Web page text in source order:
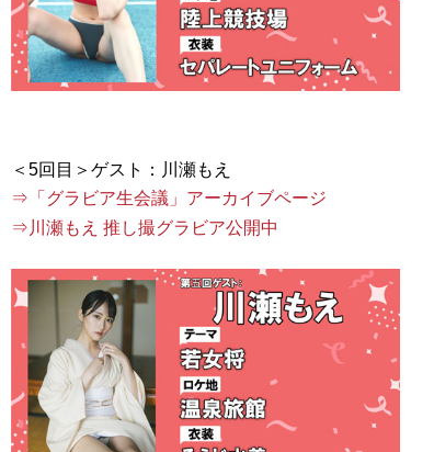
⇒「グラビア生会議」アーカイブページ
⇒川瀬もえ 推し撮グラビア公開中